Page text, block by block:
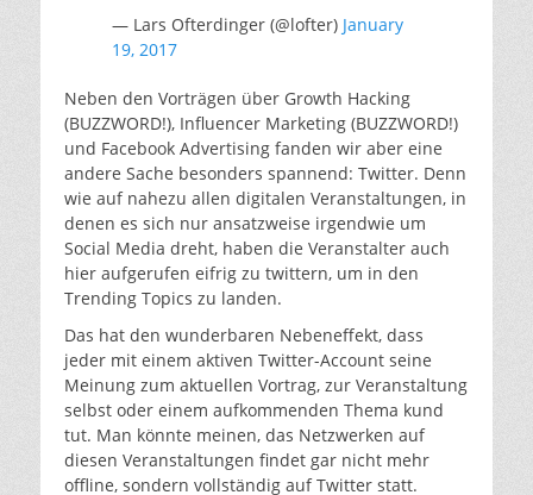
— Lars Ofterdinger (@lofter) January
19, 2017
Neben den Vorträgen über Growth Hacking
(BUZZWORD!), Influencer Marketing (BUZZWORD!)
und Facebook Advertising fanden wir aber eine
andere Sache besonders spannend: Twitter. Denn
wie auf nahezu allen digitalen Veranstaltungen, in
denen es sich nur ansatzweise irgendwie um
Social Media dreht, haben die Veranstalter auch
hier aufgerufen eifrig zu twittern, um in den
Trending Topics zu landen.
Das hat den wunderbaren Nebeneffekt, dass
jeder mit einem aktiven Twitter-Account seine
Meinung zum aktuellen Vortrag, zur Veranstaltung
selbst oder einem aufkommenden Thema kund
tut. Man könnte meinen, das Netzwerken auf
diesen Veranstaltungen findet gar nicht mehr
offline, sondern vollständig auf Twitter statt.